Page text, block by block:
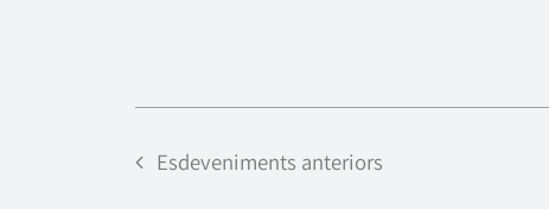
Esdeveniments anteriors